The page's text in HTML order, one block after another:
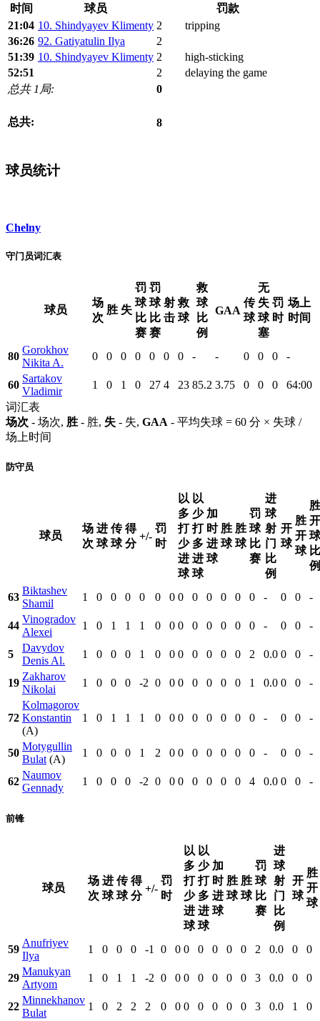
时间 球员
罚款
21:04 10. Shindyayev Klimenty 2
tripping
36:26 92. Gatiyatulin Ilya
2
51:39 10. Shindyayev Klimenty 2
high-sticking
52:51
2
delaying the game
总共 1局:
0
总共: 8
球员统计
Chelny
守门员词汇表
球员
场
次
胜 失
罚
球
比
赛
罚
球
比
赛
射
击
救
球
救
球
比
例
GAA
传
球
无
失
球
塞
罚
时
场上
时间
80
Gorokhov
Nikita A.
0 0 0 0 0 0 0 - - 0 0 0 -
60
Sartakov
Vladimir
1 0 1 0 27 4 23 85.2 3.75 0 0 0
64:00
词汇表
场次 - 场次, 胜 - 胜, 失 - 失, GAA - 平均失球 = 60 分 × 失球 /
场上时间
防守员
球员
场
次
进
球
传
球
得
分
+/-
罚
时
以
多
打
少
进
球
以
少
打
多
进
球
加
时
进
球
胜
球
胜
球
罚
球
比
赛
进
球
射
门
比
例
开
球
胜
开
球
胜
开
球
比
例
63
Biktashev
Shamil
1 0 0 0 0 0 0 0 0 0 0 0 0 - 0 0 -
44
Vinogradov
Alexei
1 0 1 1 1 0 0 0 0 0 0 0 0 - 0 0 -
5
Davydov
Denis Al.
1 0 0 0 1 0 0 0 0 0 0 0 2 0.0 0 0 -
19
Zakharov
Nikolai
1 0 0 0 -2 0 0 0 0 0 0 0 1 0.0 0 0 -
72
Kolmagorov
Konstantin
(A)
1 0 1 1 1 0 0 0 0 0 0 0 0 - 0 0 -
50
Motygullin
Bulat (A)
1 0 0 0 1 2 0 0 0 0 0 0 0 - 0 0 -
62
Naumov
Gennady
1 0 0 0 -2 0 0 0 0 0 0 0 4 0.0 0 0 -
前锋
球员
场
次
进
球
传
球
得
分
+/-
罚
时
以
多
打
少
进
球
以
少
打
多
进
球
加
时
进
球
胜
球
胜
球
罚
球
比
赛
进
球
射
门
比
例
开
球
胜
开
球
59
Anufriyev
Ilya
1 0 0 0 -1 0 0 0 0 0 0 0 2 0.0 0 0
29
Manukyan
Artyom
1 0 1 1 -2 0 0 0 0 0 0 0 3 0.0 0 0
22
Minnekhanov
Bulat
1 0 2 2 2 0 0 0 0 0 0 0 3 0.0 1 0